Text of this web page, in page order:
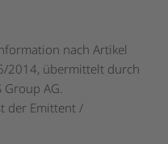
nach Artikel
2014, übermittelt durch
Group AG.
der Emittent /